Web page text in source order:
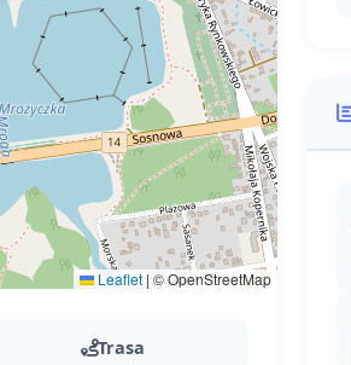
Leaflet | © OpenStreetMap
Trasa